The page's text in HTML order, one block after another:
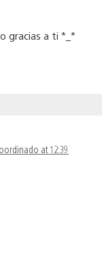
gracias a ti *_*
at 12:39